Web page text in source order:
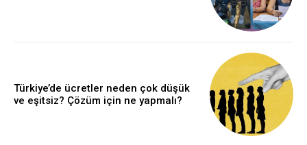
Türkiye’de ücretler neden çok düşük
ve eşitsiz? Çözüm için ne yapmalı?